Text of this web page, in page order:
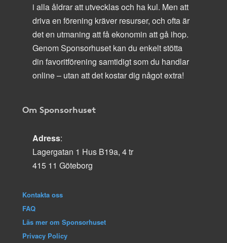
i alla åldrar att utvecklas och ha kul. Men att
driva en förening kräver resurser, och ofta är
det en utmaning att få ekonomin att gå ihop.
Genom Sponsorhuset kan du enkelt stötta
din favoritförening samtidigt som du handlar
online – utan att det kostar dig något extra!
Om Sponsorhuset
Adress:
Lagergatan 1 Hus B19a, 4 tr
415 11 Göteborg
Kontakta oss
FAQ
Läs mer om Sponsorhuset
Privacy Policy